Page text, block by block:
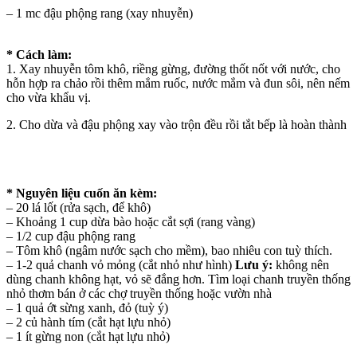
– 1 mc đậu phộng rang (xay nhuyễn)
* Cách làm:
1. Xay nhuyễn tôm khô, riềng gừng, đường thốt nốt với nước, cho
hỗn hợp ra chảo rồi thêm mắm ruốc, nước mắm và đun sôi, nên nếm
cho vừa khẩu vị.
2. Cho dừa và đậu phộng xay vào trộn đều rồi tắt bếp là hoàn thành
* Nguyên liệu cuốn ăn kèm:
– 20 lá lốt (rửa sạch, để khô)
– Khoảng 1 cup dừa bào hoặc cắt sợi (rang vàng)
– 1/2 cup đậu phộng rang
– Tôm khô (ngâm nước sạch cho mềm), bao nhiêu con tuỳ thích.
– 1-2 quả chanh vỏ mỏng (cắt nhỏ như hình) Lưu ý: không nên
dùng chanh không hạt, vỏ sẽ đắng hơn. Tìm loại chanh truyền thống
nhỏ thơm bán ở các chợ truyền thống hoặc vườn nhà
– 1 quả ớt sừng xanh, đỏ (tuỳ ý)
– 2 củ hành tím (cắt hạt lựu nhỏ)
– 1 ít gừng non (cắt hạt lựu nhỏ)